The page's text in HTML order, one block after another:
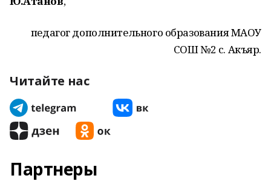
педагог дополнительного образования МАОУ
СОШ №2 с. Акъяр.
Читайте нас
Партнеры